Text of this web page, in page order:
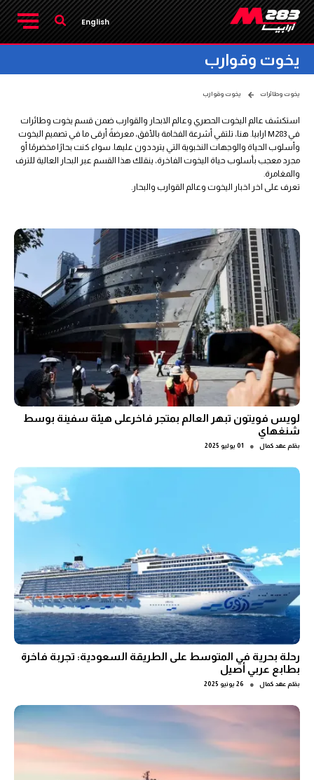
English
يخوت وقوارب
يخوت وطائرات يخوت وقوارب
استكشف عالم اليخوت الحصري وعالم الابحار والقوارب ضمن قسم يخوت وطائرات
في M283 ارابيا. هنا، تلتقي أشرعة الفخامة بالأفق، معرضةً أرقى ما في تصميم اليخوت
وأسلوب الحياة والوجهات النخبوية التي يترددون عليها. سواء كنت بحارًا مخضرمًا أو
مجرد معجب بأسلوب حياة اليخوت الفاخرة، ينقلك هذا القسم عبر البحار العالية للترف
والمغامرة.
تعرف على اخر اخبار اليخوت وعالم القوارب والبحار.
لويس فويتون تبهر العالم بمتجر فاخرعلى هيئة سفينة بوسط
شنغهاي
بقلم عهد كمال ● 01 يوليو 2025
رحلة بحرية في المتوسط على الطريقة السعودية: تجربة فاخرة
بطابع عربي أصيل
بقلم عهد كمال ● 26 يونيو 2025